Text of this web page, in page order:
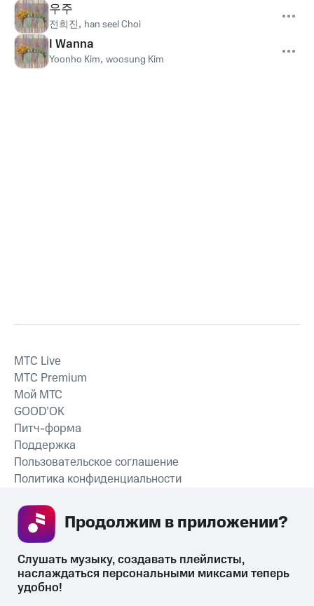
우주
전희진, han seel Choi
I Wanna
Yoonho Kim, woosung Kim
СКАЧАТЬ ПРИЛОЖЕНИЕ
MTС Live
MTС Premium
Мой МТС
GOOD’OK
Питч-форма
Поддержка
Пользовательское соглашение
Политика конфиденциальности
Слушать музыку, создавать плейлисты,
наслаждаться персональными миксами теперь
удобно!